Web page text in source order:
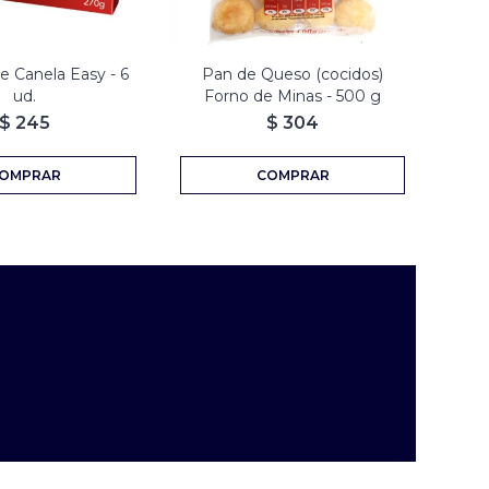
Canela Easy - 6
ud.
245
Pan de Queso (cocidos)
Forno de Minas - 500 g
$ 304